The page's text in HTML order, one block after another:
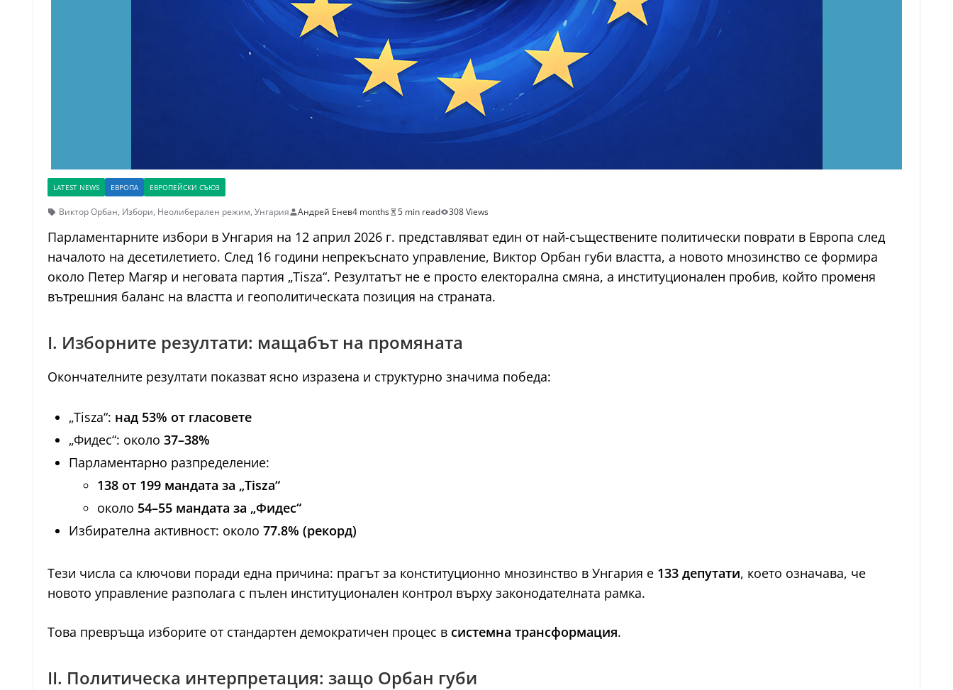
LATEST NEWS ЕВРОПА ЕВРОПЕЙСКИ СЪЮЗ
Виктор Орбан, Избори, Неолиберален режим, Унгария Андрей Енев4 months 5 min read 308 Views
Парламентарните избори в Унгария на 12 април 2026 г. представляват един от най-съществените политически поврати в Европа след
началото на десетилетието. След 16 години непрекъснато управление, Виктор Орбан губи властта, а новото мнозинство се формира
около Петер Магяр и неговата партия „Tisza“. Резултатът не е просто електорална смяна, а институционален пробив, който променя
вътрешния баланс на властта и геополитическата позиция на страната.
I. Изборните резултати: мащабът на промяната
Окончателните резултати показват ясно изразена и структурно значима победа:
„Tisza“: над 53% от гласовете
„Фидес“: около 37–38%
Парламентарно разпределение:
138 от 199 мандата за „Tisza“
около 54–55 мандата за „Фидес“
Избирателна активност: около 77.8% (рекорд)
Тези числа са ключови поради една причина: прагът за конституционно мнозинство в Унгария е 133 депутати, което означава, че
новото управление разполага с пълен институционален контрол върху законодателната рамка.
Това превръща изборите от стандартен демократичен процес в системна трансформация.
II. Политическа интерпретация: защо Орбан губи